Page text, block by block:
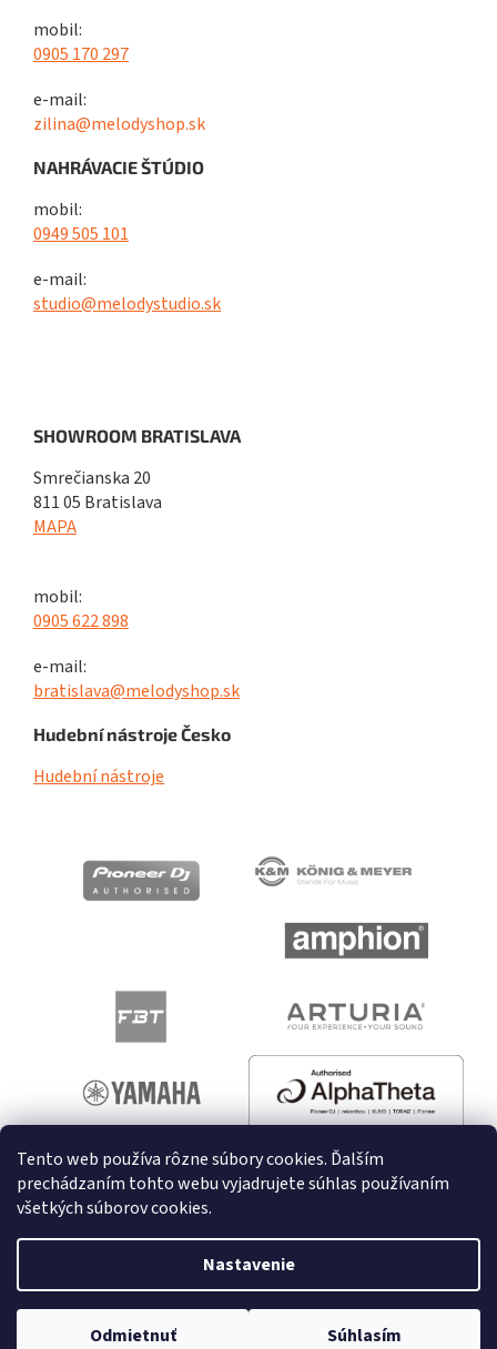
Tento web používa rôzne súbory cookies. Ďalším
prechádzaním tohto webu vyjadrujete súhlas používaním
všetkých súborov cookies.
Nastavenie
Odmietnuť Súhlasím
mobil:
0905 170 297
e-mail:
zilina@melodyshop.sk
NAHRÁVACIE ŠTÚDIO
mobil:
0949 505 101
e-mail:
studio@melodystudio.sk
SHOWROOM BRATISLAVA
Smrečianska 20
811 05 Bratislava
MAPA
mobil:
0905 622 898
e-mail:
bratislava@melodyshop.sk
Hudební nástroje Česko
Hudební nástroje
Vytvoril Shoptet
Copyright 2026melodyshop.sk. Všetky práva vyhradené.
Upraviť nastavenie cookies